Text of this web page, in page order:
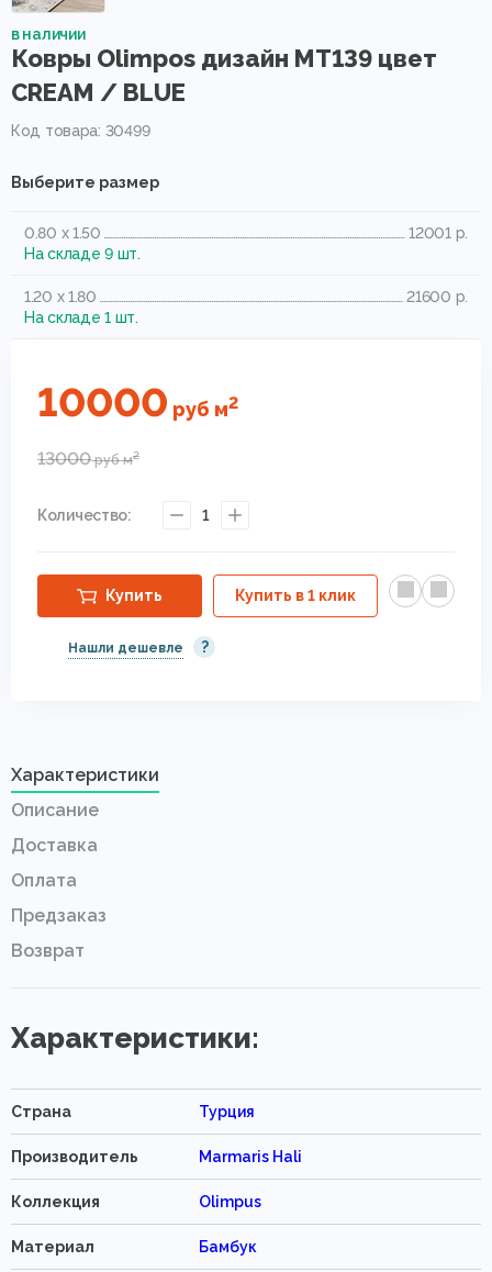
в наличии
Ковры Olimpos дизайн MT139 цвет
CREAM / BLUE
Код товара: 30499
Выберите размер
0.80 x 1.50
12001 р.
На складе 9 шт.
1.20 x 1.80
21600 р.
На складе 1 шт.
10000 руб м2
13000рубм2
Количество: 1
Купить Купить в 1 клик
Нашли дешевле ?
Характеристики
Описание
Доставка
Оплата
Предзаказ
Возврат
Характеристики:
Страна Турция
Производитель Marmaris Hali
Коллекция Olimpus
Материал Бамбук